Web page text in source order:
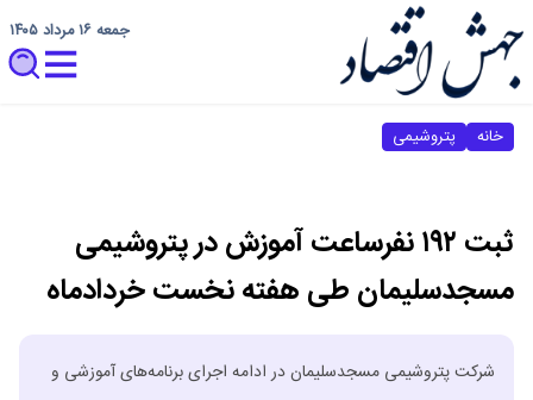
جمعه ۱۶ مرداد ۱۴۰۵
خانه پتروشیمی
ثبت ۱۹۲ نفرساعت آموزش در پتروشیمی
مسجدسلیمان طی هفته نخست خردادماه
شرکت پتروشیمی مسجدسلیمان در ادامه اجرای برنامه‌های آموزشی و